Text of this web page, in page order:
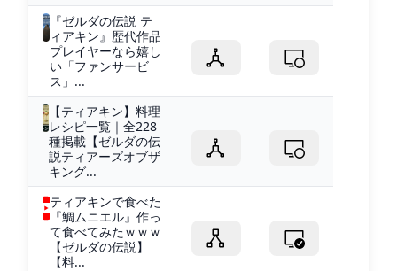
『ゼルダの伝説 テ
ィアキン』歴代作品
プレイヤーなら嬉し
い「ファンサービ
ス」...
【ティアキン】料理
レシピ一覧｜全228
種掲載【ゼルダの伝
説ティアーズオブザ
キング...
ティアキンで食べた
『鯛ムニエル』作っ
て食べてみたｗｗｗ
【ゼルダの伝説】
【料...